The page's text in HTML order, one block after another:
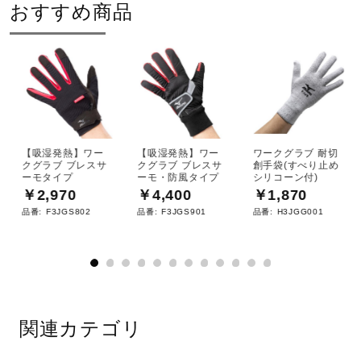
甲部：クロロプレンゴム
裏地：ポリエステル、合成繊維（ブレスサーモ）
ベトナム
発売シーズン
おすすめ商品
【吸湿発熱】ワー
クグラブ ブレスサ
ーモタイプ
￥2,970
品番: F3JGS802
【吸湿発熱】ワー
クグラブ ブレスサ
ーモ・防風タイプ
￥4,400
品番: F3JGS901
ワークグラブ 耐切
創手袋(すべり止め
シリコーン付)
￥1,870
品番: H3JGG001
関連カテゴリ